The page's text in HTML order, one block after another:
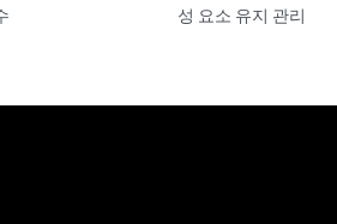
성 요소 유지 관리